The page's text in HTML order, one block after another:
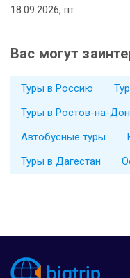
18.09.2026, пт
Вас могут
Туры в Россию
Туры в Ростов-на-
Автобусные туры
Туры в Дагестан